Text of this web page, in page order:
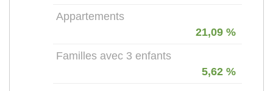
Appartements
21,09 %
Familles avec 3 enfants
5,62 %